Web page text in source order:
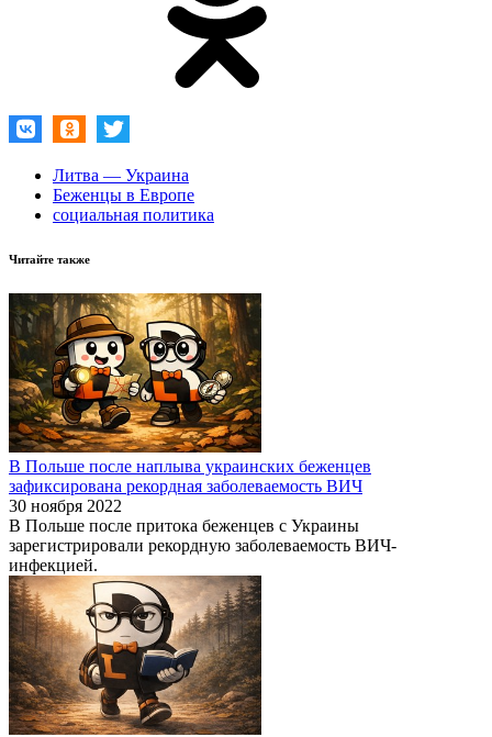
Литва — Украина
Беженцы в Европе
социальная политика
Читайте также
В Польше после наплыва украинских беженцев
зафиксирована рекордная заболеваемость ВИЧ
30 ноября 2022
В Польше после притока беженцев с Украины
зарегистрировали рекордную заболеваемость ВИЧ-
инфекцией.